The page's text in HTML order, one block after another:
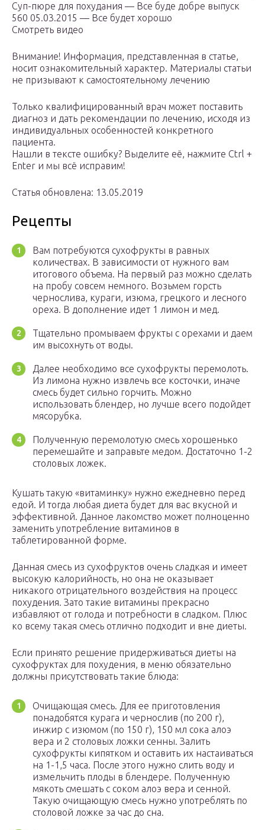
Суп-пюре для похудания — Все буде добре выпуск
560 05.03.2015 — Все будет хорошо
Смотреть видео
Внимание! Информация, представленная в статье,
носит ознакомительный характер. Материалы статьи
не призывают к самостоятельному лечению
Только квалифицированный врач может поставить
диагноз и дать рекомендации по лечению, исходя из
индивидуальных особенностей конкретного
пациента.
Нашли в тексте ошибку? Выделите её, нажмите Ctrl +
Enter и мы всё исправим!
Статья обновлена: 13.05.2019
Рецепты
Вам потребуются сухофрукты в равных
количествах. В зависимости от нужного вам
итогового объема. На первый раз можно сделать
на пробу совсем немного. Возьмем горсть
чернослива, кураги, изюма, грецкого и лесного
ореха. В дополнение идет 1 лимон и мед.
Тщательно промываем фрукты с орехами и даем
им высохнуть от воды.
Далее необходимо все сухофрукты перемолоть.
Из лимона нужно извлечь все косточки, иначе
смесь будет сильно горчить. Можно
использовать блендер, но лучше всего подойдет
мясорубка.
Полученную перемолотую смесь хорошенько
перемешайте и заправьте медом. Достаточно 1-2
столовых ложек.
Кушать такую «витаминку» нужно ежедневно перед
едой. И тогда любая диета будет для вас вкусной и
эффективной. Данное лакомство может полноценно
заменить употребление витаминов в
таблетированной форме.
Данная смесь из сухофруктов очень сладкая и имеет
высокую калорийность, но она не оказывает
никакого отрицательного воздействия на процесс
похудения. Зато такие витамины прекрасно
избавляют от голода и потребности в сладком. Плюс
ко всему такая смесь отлично подходит и вне диеты.
Если принято решение придерживаться диеты на
сухофруктах для похудения, в меню обязательно
должны присутствовать такие блюда:
Очищающая смесь. Для ее приготовления
понадобятся курага и чернослив (по 200 г),
инжир с изюмом (по 150 г), 150 мл сока алоэ
вера и 2 столовых ложки сенны. Залить
сухофрукты кипятком и оставить их настаиваться
на 1-1,5 часа. После этого нужно слить воду и
измельчить плоды в блендере. Полученную
мякоть смешать с соком алоэ вера и сенной.
Такую очищающую смесь нужно употреблять по
столовой ложке за час до сна.